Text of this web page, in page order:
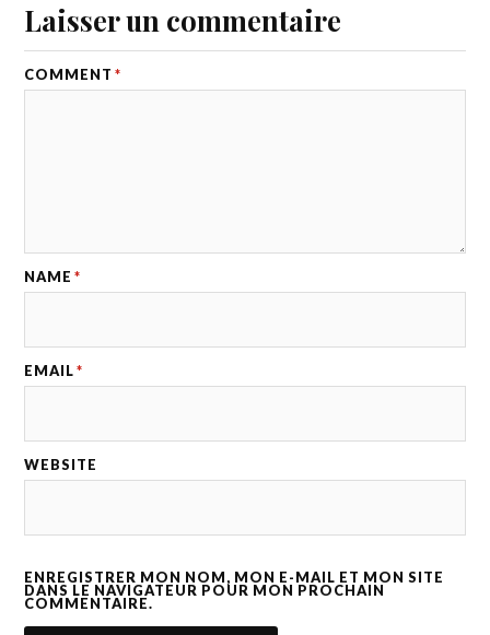
Laisser un commentaire
COMMENT *
NAME *
EMAIL *
WEBSITE
ENREGISTRER MON NOM, MON E-MAIL ET MON SITE
DANS LE NAVIGATEUR POUR MON PROCHAIN
COMMENTAIRE.